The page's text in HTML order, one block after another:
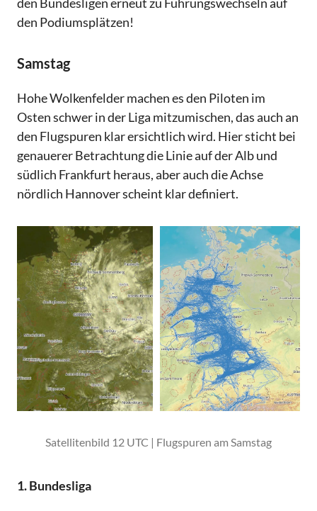
den Podiumsplätzen!
Samstag
Hohe Wolkenfelder machen es den Piloten im
Osten schwer in der Liga mitzumischen, das auch an
den Flugspuren klar ersichtlich wird. Hier sticht bei
genauerer Betrachtung die Linie auf der Alb und
südlich Frankfurt heraus, aber auch die Achse
nördlich Hannover scheint klar definiert.
Satellitenbild 12 UTC | Flugspuren am Samstag
1. Bundesliga